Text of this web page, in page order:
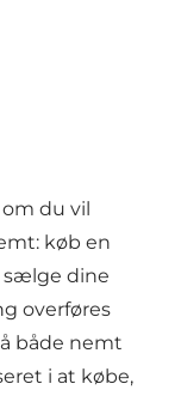
du vil
køb en
sælge dine
overføres
både nemt
i at købe,